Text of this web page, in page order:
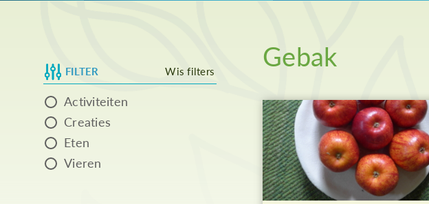
FILTER Wis filters
Activiteiten
Creaties
Eten
Vieren
Gebak